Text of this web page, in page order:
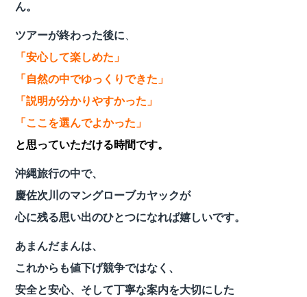
ん。
ツアーが終わった後に、
「安心して楽しめた」
「自然の中でゆっくりできた」
「説明が分かりやすかった」
「ここを選んでよかった」
と思っていただける時間です。
沖縄旅行の中で、
慶佐次川のマングローブカヤックが
心に残る思い出のひとつになれば嬉しいです。
あまんだまんは、
これからも値下げ競争ではなく、
安全と安心、そして丁寧な案内を大切にした